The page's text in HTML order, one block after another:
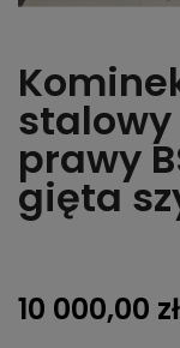
stalowy
prawy
gięta
10 000,00 zł